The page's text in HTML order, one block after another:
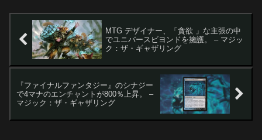
MTG デザイナー、「貪欲 」な主張の中
でユニバースビヨンドを擁護。 – マジッ
ク：ザ・ギャザリング
『ファイナルファンタジー』のシナジー
で4マナのエンチャントが800％上昇。 –
マジック：ザ・ギャザリング